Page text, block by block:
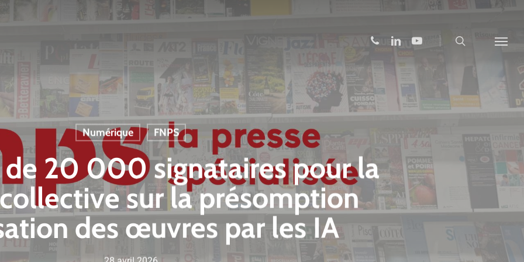
Menu
linkedin youtube
phone
search
Numérique FNPS
de 20 000 signataires pour la
sur la présomption
des œuvres par les IA